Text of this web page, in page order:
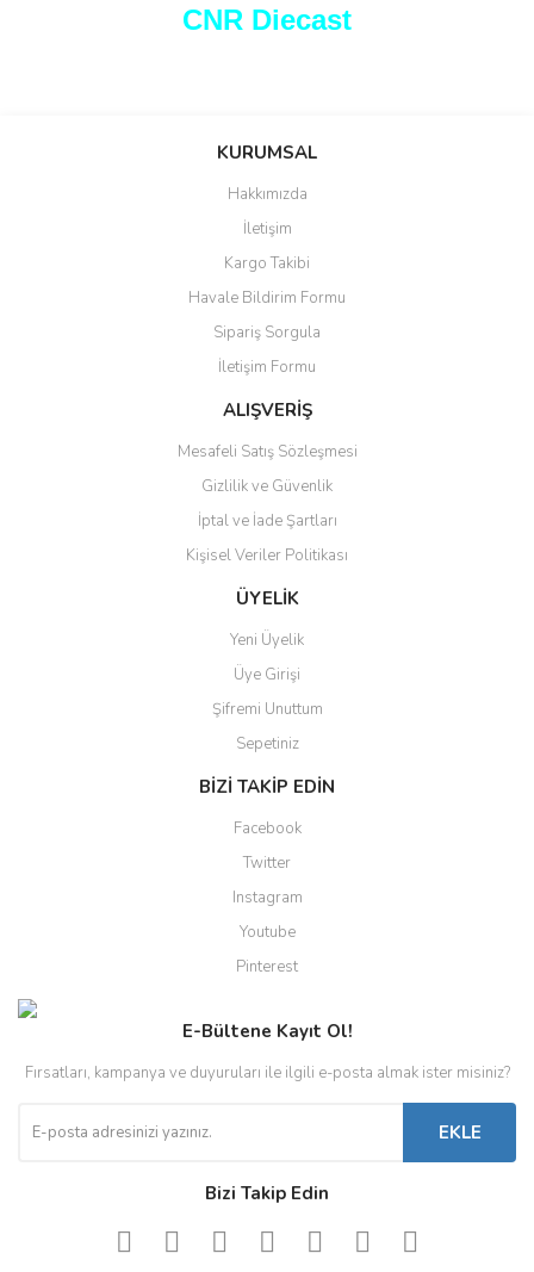
CNR Diecast
Bu ürüne ilk yorumu siz yapın!
Yorum Yaz
Ürün resmi kalitesiz, bozuk veya görüntülenemiyor.
Ürün açıklamasında eksik bilgiler bulunuyor.
Ürün bilgilerinde hatalar bulunuyor.
Ürün fiyatı diğer sitelerden daha pahalı.
Bu ürüne benzer farklı alternatifler olmalı.
Gönder
KURUMSAL
Hakkımızda
İletişim
Kargo Takibi
Havale Bildirim Formu
Sipariş Sorgula
İletişim Formu
ALIŞVERİŞ
Mesafeli Satış Sözleşmesi
Gizlilik ve Güvenlik
İptal ve İade Şartları
Kişisel Veriler Politikası
ÜYELİK
Yeni Üyelik
Üye Girişi
Şifremi Unuttum
Sepetiniz
BİZİ TAKİP EDİN
Facebook
Twitter
Instagram
Youtube
Pinterest
E-Bültene Kayıt Ol!
Fırsatları, kampanya ve duyuruları ile ilgili e-posta almak ister misiniz?
EKLE
Bizi Takip Edin